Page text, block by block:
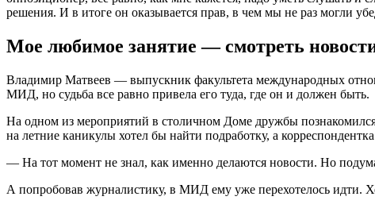
решения. И в итоге он оказывается прав, в чем мы не раз могли
Мое любимое занятие — смотреть
Владимир Матвеев — выпускник факультета международных
МИД, но судьба все равно привела его туда, где он и должен быть.
На одном из мероприятий в столичном Доме дружбы
на летние каникулы хотел бы найти подработку, а
— На тот момент не знал, как именно делаются новости. Но
А попробовав журналистику, в МИД ему уже перехотелось идти.